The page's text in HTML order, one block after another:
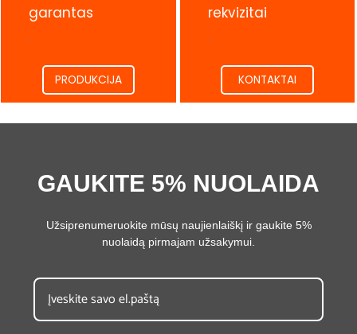
garantas
.
PRODUKCIJA
rekvizitai
.
KONTAKTAI
GAUKITE 5% NUOLAIDA
Užsiprenumeruokite mūsų naujienlaiškį ir gaukite 5%
nuolaidą pirmajam užsakymui.